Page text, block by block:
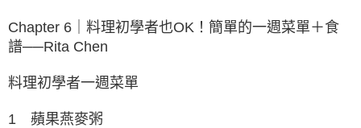
Chapter 6｜料理初學者也OK！簡單的一週菜單＋食
譜──Rita Chen
料理初學者一週菜單
1 蘋果燕麥粥